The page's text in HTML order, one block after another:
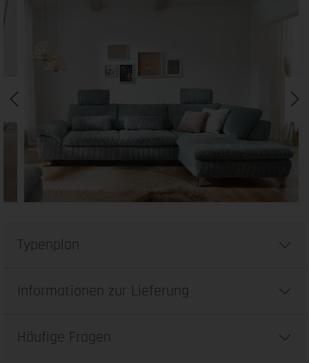
Typenplan
Informationen zur Lieferung
Häufige Fragen